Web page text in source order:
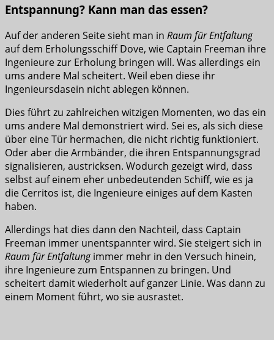
Entspannung? Kann man das essen?
Auf der anderen Seite sieht man in Raum für Entfaltung
auf dem Erholungsschiff Dove, wie Captain Freeman ihre
Ingenieure zur Erholung bringen will. Was allerdings ein
ums andere Mal scheitert. Weil eben diese ihr
Ingenieursdasein nicht ablegen können.
Dies führt zu zahlreichen witzigen Momenten, wo das ein
ums andere Mal demonstriert wird. Sei es, als sich diese
über eine Tür hermachen, die nicht richtig funktioniert.
Oder aber die Armbänder, die ihren Entspannungsgrad
signalisieren, austricksen. Wodurch gezeigt wird, dass
selbst auf einem eher unbedeutenden Schiff, wie es ja
die Cerritos ist, die Ingenieure einiges auf dem Kasten
haben.
Allerdings hat dies dann den Nachteil, dass Captain
Freeman immer unentspannter wird. Sie steigert sich in
Raum für Entfaltungimmer mehr in den Versuch hinein,
ihre Ingenieure zum Entspannen zu bringen. Und
scheitert damit wiederholt auf ganzer Linie. Was dann zu
einem Moment führt, wo sie ausrastet.